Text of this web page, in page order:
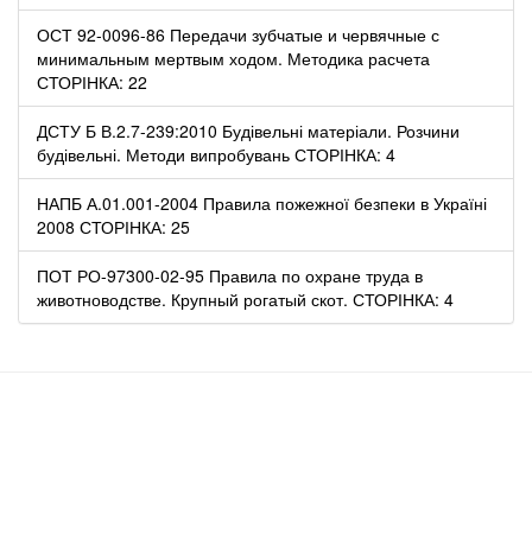
ОСТ 92-0096-86 Передачи зубчатые и червячные с
минимальным мертвым ходом. Методика расчета
СТОРІНКА: 22
ДСТУ Б В.2.7-239:2010 Будівельні матеріали. Розчини
будівельні. Методи випробувань СТОРІНКА: 4
НАПБ А.01.001-2004 Правила пожежної безпеки в Україні
2008 СТОРІНКА: 25
ПОТ РО-97300-02-95 Правила по охране труда в
животноводстве. Крупный рогатый скот. СТОРІНКА: 4